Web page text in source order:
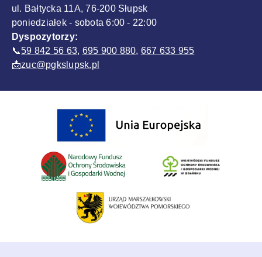
ul. Bałtycka 11A, 76-200 Słupsk
poniedziałek - sobota 6:00 - 22:00
Dyspozytorzy:
📞59 842 56 63, 695 900 880, 667 633 955
📩zuc@pgkslupsk.pl
Sponsorzy